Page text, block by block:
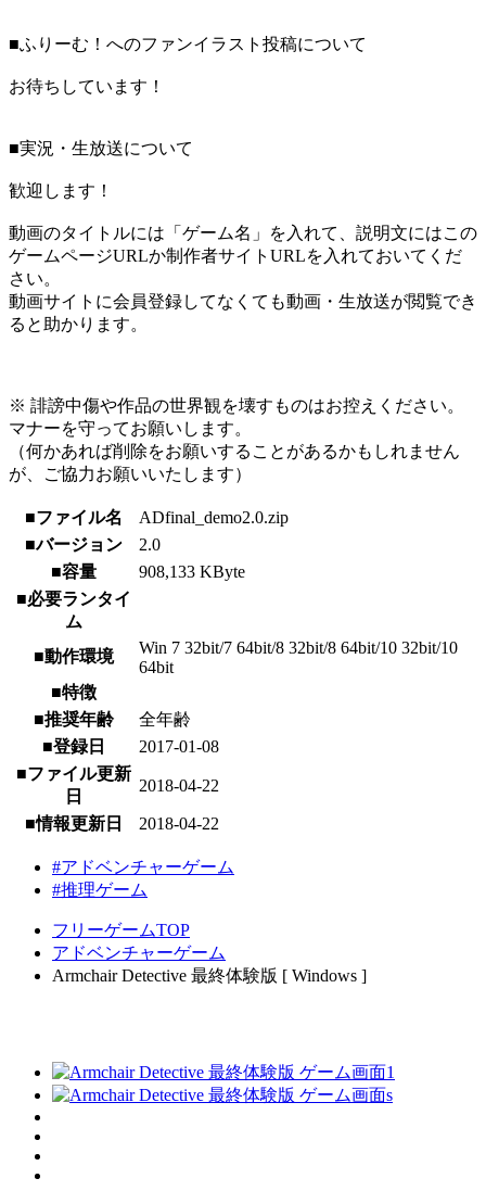
■ふりーむ！へのファンイラスト投稿について
お待ちしています！
■実況・生放送について
歓迎します！
動画のタイトルには「ゲーム名」を入れて、説明文にはこの
ゲームページURLか制作者サイトURLを入れておいてくだ
さい。
動画サイトに会員登録してなくても動画・生放送が閲覧でき
ると助かります。
※ 誹謗中傷や作品の世界観を壊すものはお控えください。
マナーを守ってお願いします。
（何かあれば削除をお願いすることがあるかもしれません
が、ご協力お願いいたします）
■ファイル名
ADfinal_demo2.0.zip
■バージョン
2.0
■容量
908,133 KByte
■必要ランタイ
ム
■動作環境
Win 7 32bit/7 64bit/8 32bit/8 64bit/10 32bit/10
64bit
■特徴
■推奨年齢
全年齢
■登録日
2017-01-08
■ファイル更新
日
2018-04-22
■情報更新日 2018-04-22
#アドベンチャーゲーム
#推理ゲーム
フリーゲームTOP
アドベンチャーゲーム
Armchair Detective 最終体験版 [ Windows ]